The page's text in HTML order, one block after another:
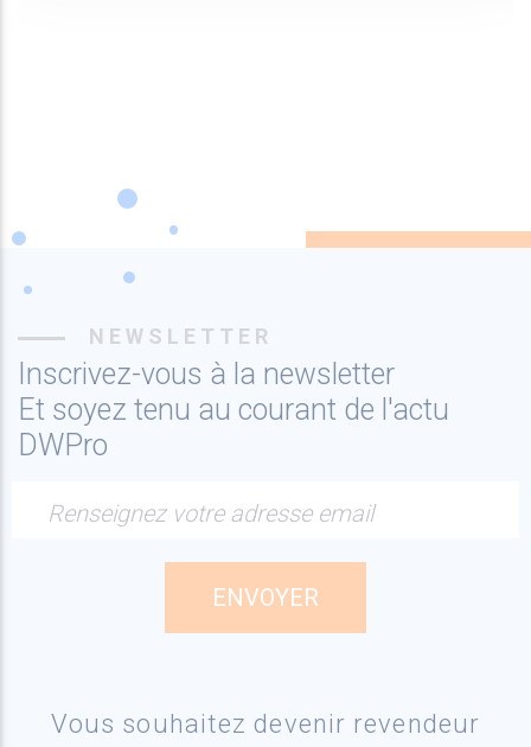
NEWSLETTER
Inscrivez-vous à la newsletter
Et soyez tenu au courant de l'actu
DWPro
Renseignez votre adresse email
Vous souhaitez devenir revendeur